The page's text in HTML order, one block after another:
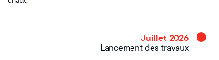
Juillet 2026
Lancement des travaux